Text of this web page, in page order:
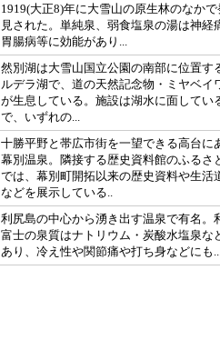
1919(大正8)年に大雪山の原生林のなかで
見された。単純泉、弱食塩泉の湯は神経
胃腸病等に効能があり...
然別湖は大雪山国立公園の南部に位置す
ルデラ湖で、道の天然記念物・ミヤベイ
が生息している。施設は湖水に面してい
で、いずれの...
十勝平野と帯広市街を一望できる高台に
幕別温泉。隣接する歴史資料館のふるさ
では、幕別町開拓以来の歴史資料や生活
などを展示している..
利尻島の中心から湧き出す温泉で有名。
富士の泉質はナトリウム・炭酸水塩泉な
あり、冷え性や関節痛や打ち身などにも